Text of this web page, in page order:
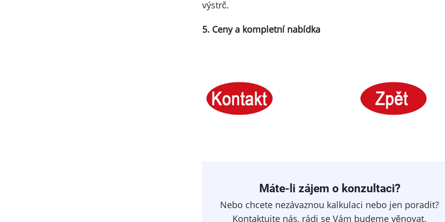
výstrč.
5. Ceny a kompletní nabídka
Máte-li zájem o konzultaci?
Nebo chcete nezávaznou kalkulaci nebo jen poradit?
Kontaktujte nás, rádi se Vám budeme věnovat.